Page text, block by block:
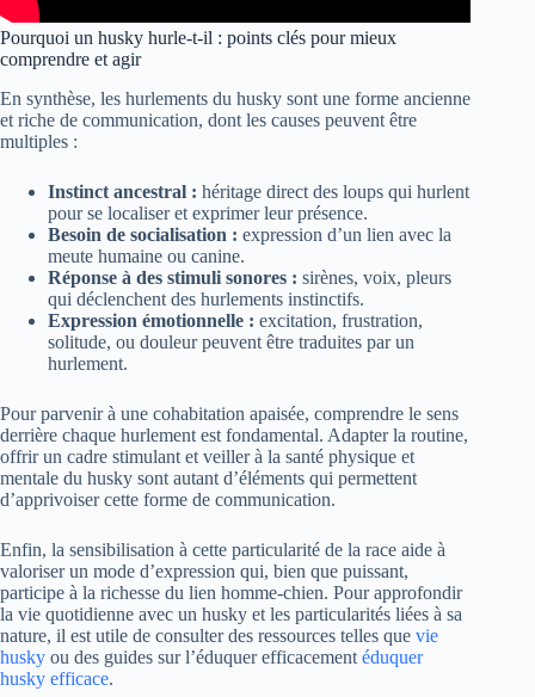
Pourquoi un husky hurle-t-il : points clés pour mieux
comprendre et agir
En synthèse, les hurlements du husky sont une forme ancienne
et riche de communication, dont les causes peuvent être
multiples :
Instinct ancestral : héritage direct des loups qui hurlent
pour se localiser et exprimer leur présence.
Besoin de socialisation : expression d’un lien avec la
meute humaine ou canine.
Réponse à des stimuli sonores : sirènes, voix, pleurs
qui déclenchent des hurlements instinctifs.
Expression émotionnelle : excitation, frustration,
solitude, ou douleur peuvent être traduites par un
hurlement.
Pour parvenir à une cohabitation apaisée, comprendre le sens
derrière chaque hurlement est fondamental. Adapter la routine,
offrir un cadre stimulant et veiller à la santé physique et
mentale du husky sont autant d’éléments qui permettent
d’apprivoiser cette forme de communication.
Enfin, la sensibilisation à cette particularité de la race aide à
valoriser un mode d’expression qui, bien que puissant,
participe à la richesse du lien homme-chien. Pour approfondir
la vie quotidienne avec un husky et les particularités liées à sa
nature, il est utile de consulter des ressources telles que vie
husky ou des guides sur l’éduquer efficacement éduquer
husky efficace.